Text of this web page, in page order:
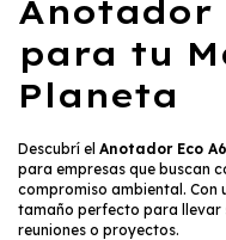
Anotador
para tu
Planeta
Descubrí el Anotador Eco
para empresas que buscan
compromiso ambiental.
tamaño perfecto para llevar
reuniones o proyectos.